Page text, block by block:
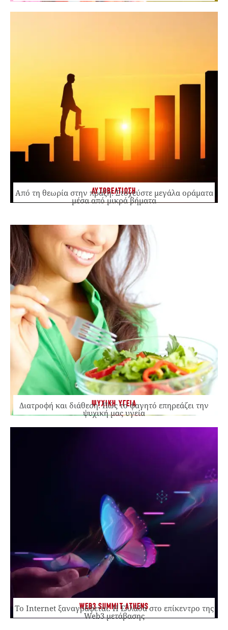
ΑΥΤΟΒΕΛΤΙΩΣΗ
Από τη θεωρία στην πράξη: Στοχεύστε μεγάλα οράματα
μέσα από μικρά βήματα
ΨΥΧΙΚΗ ΥΓΕΙΑ
Διατροφή και διάθεση: Πώς το φαγητό επηρεάζει την
ψυχική μας υγεία
WEB3 SUMMIT ATHENS
Το Internet ξαναγράφεται. Η Ελλάδα στο επίκεντρο της
Web3 μετάβασης